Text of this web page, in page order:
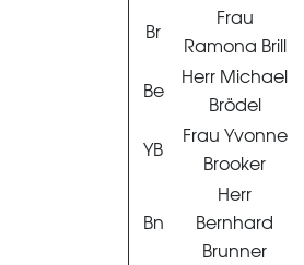
Br
Frau
Ramona Brill
Be
Herr Michael
Brödel
YB
Frau Yvonne
Brooker
Bn
Herr
Bernhard
Brunner